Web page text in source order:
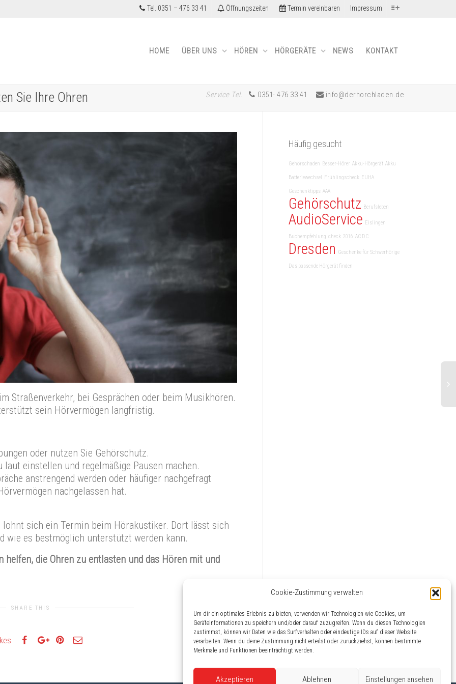
Cookie-Zustimmung verwalten
Um dir ein optimales Erlebnis zu bieten, verwenden wir Technologien wie Cookies, um
Geräteinformationen zu speichern und/oder darauf zuzugreifen. Wenn du diesen Technologien
zustimmst, können wir Daten wie das Surfverhalten oder eindeutige IDs auf dieser Website
verarbeiten. Wenn du deine Zustimmung nicht erteilst oder zurückziehst, können bestimmte
Merkmale und Funktionen beeinträchtigt werden.
Akzeptieren Ablehnen Einstellungen ansehen
Tel. 0351 – 476 33 41 Öffnungszeiten Termin vereinbaren Impressum
HOME ÜBER UNS HÖREN HÖRGERÄTE NEWS KONTAKT
Sie Ihre Ohren Service Tel. 0351- 476 33 41 info@derhorchladen.de
Straßenverkehr, bei Gesprächen oder beim Musikhören.
sein Hörvermögen langfristig.
oder nutzen Sie Gehörschutz.
einstellen und regelmäßige Pausen machen.
anstrengend werden oder häufiger nachgefragt
nachgelassen hat.
sich ein Termin beim Hörakustiker. Dort lässt sich
wie es bestmöglich unterstützt werden kann.
helfen, die Ohren zu entlasten und das Hören mit und
SHARE THIS
Häufig gesucht
Gehörschaden Besser-Hörer Akku-Hörgerät Akku
Batteriewechsel Frühlingscheck EUHA
Geschenktipps AAA
Gehörschutz Berufsleben
AudioService Eislingen
Buchempfehlung check 2016 AC DC
Dresden Geschenke für Schwerhörige
Das passende Hörgerät finden